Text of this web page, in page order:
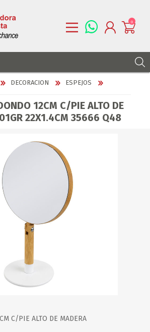
0
DECORACION ESPEJOS
12CM C/PIE ALTO DE
22X1.4CM 35666 Q48
C/PIE ALTO DE MADERA